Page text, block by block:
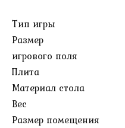
Тип игры
Размер
игрового поля
Плита
Материал стола
Вес
Размер помещения